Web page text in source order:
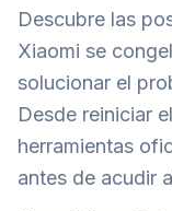
Descubre las
Xiaomi se
solucionar el
Desde reiniciar
herramientas
antes de acudir